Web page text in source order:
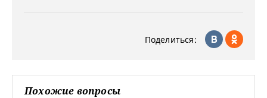
Поделиться:
Похожие вопросы